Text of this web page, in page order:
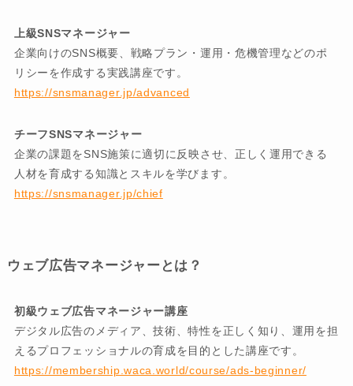
上級SNSマネージャー
企業向けのSNS概要、戦略プラン・運用・危機管理などのポ
リシーを作成する実践講座です。
https://snsmanager.jp/advanced
チーフSNSマネージャー
企業の課題をSNS施策に適切に反映させ、正しく運用できる
人材を育成する知識とスキルを学びます。
https://snsmanager.jp/chief
ウェブ広告マネージャーとは？
初級ウェブ広告マネージャー講座
デジタル広告のメディア、技術、特性を正しく知り、運用を担
えるプロフェッショナルの育成を目的とした講座です。
https://membership.waca.world/course/ads-beginner/